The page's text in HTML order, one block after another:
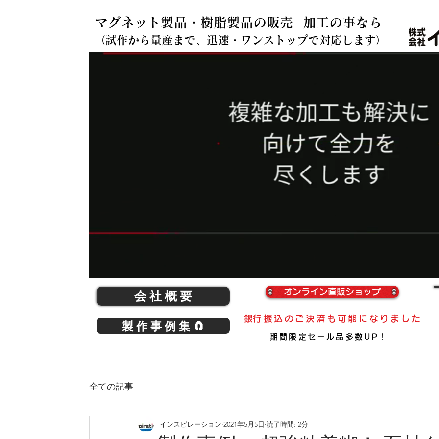
マグネット製品・樹脂製品の販売 加工の事なら
​（試作から量産まで、迅速・ワンストップで対応します）
会 社 概 要
製 作 事 例 集 🧲
オンライン直販ショップ
期間限定​セール品多数UP！
​銀行振込のご決済も可能になりました
全ての記事
インスピレーション 2021年5月5日 読了時間: 2分